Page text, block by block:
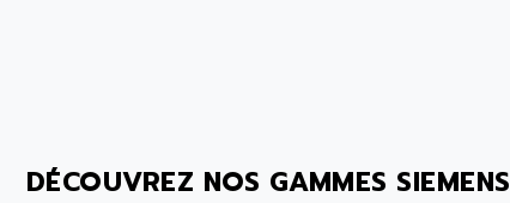
DÉCOUVREZ NOS GAMMES SIEMENS